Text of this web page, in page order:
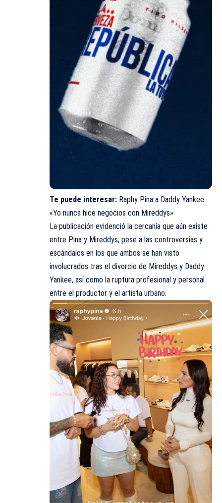
Te puede interesar: Raphy Pina a Daddy Yankee:
«Yo nunca hice negocios con Mireddys»
La publicación evidenció la cercanía que aún existe
entre Pina y Mireddys, pese a las controversias y
escándalos en los que ambos se han visto
involucrados tras el divorcio de Mireddys y Daddy
Yankee, así como la ruptura profesional y personal
entre el productor y el artista urbano.